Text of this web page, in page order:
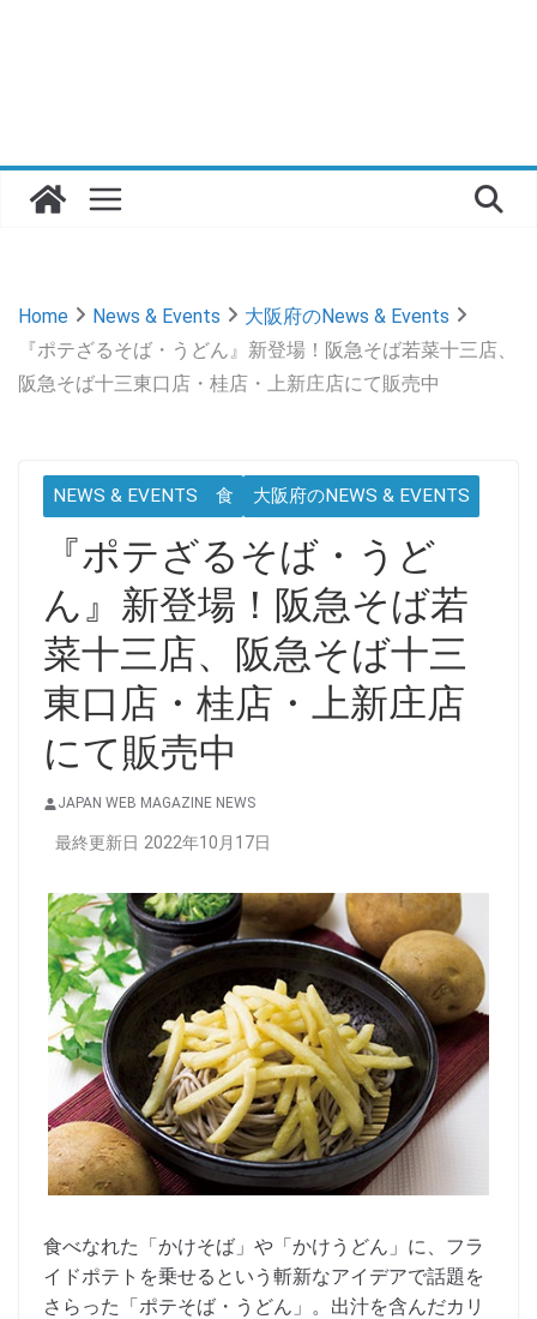
Home News & Events
大阪府のNews & Events
『ポテざるそば・うどん』新登場！阪急そば若菜十三店、
阪急そば十三東口店・桂店・上新庄店にて販売中
NEWS & EVENTS 食 大阪府のNEWS & EVENTS
『ポテざるそば・うど
ん』新登場！阪急そば若
菜十三店、阪急そば十三
東口店・桂店・上新庄店
にて販売中
JAPAN WEB MAGAZINE NEWS
最終更新日 2022年10月17日
食べなれた「かけそば」や「かけうどん」に、フラ
イドポテトを乗せるという斬新なアイデアで話題を
さらった「ポテそば・うどん」。出汁を含んだカリ